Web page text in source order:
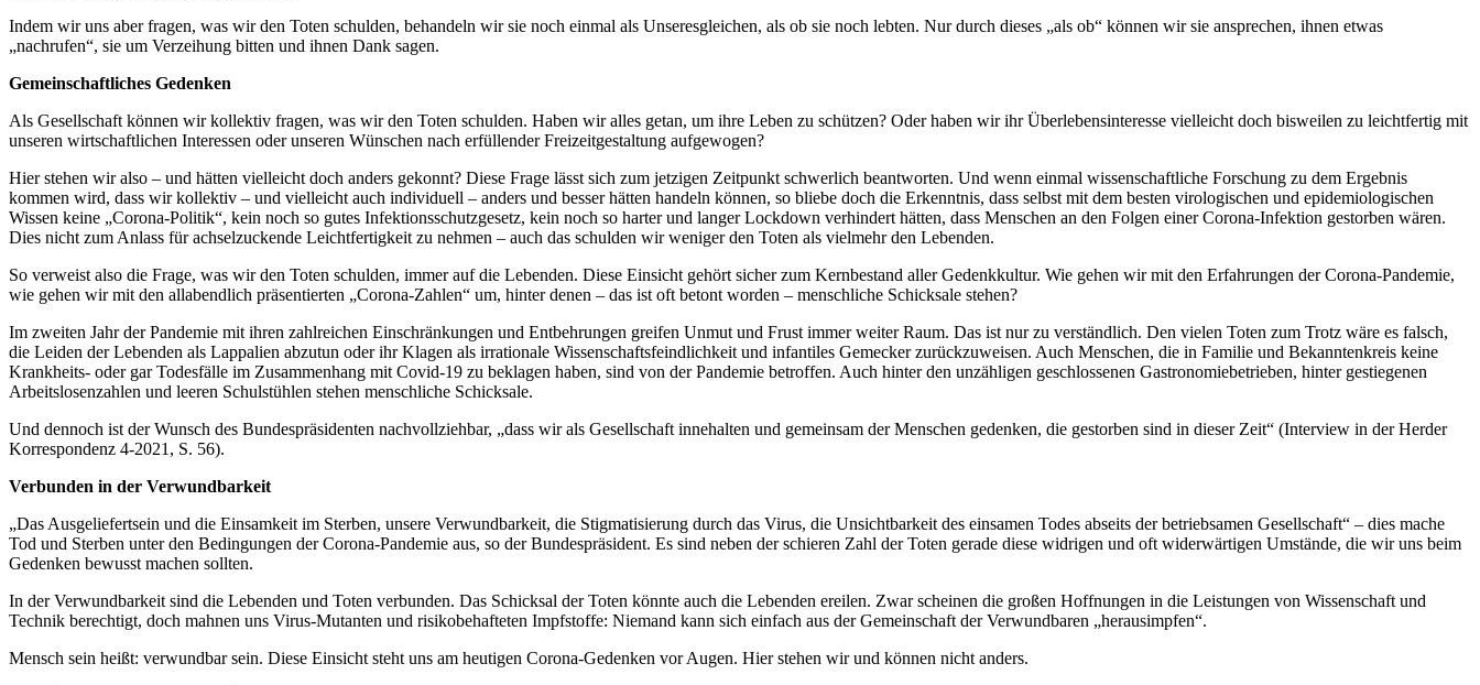
Indem wir uns aber fragen, was wir den Toten schulden, behandeln wir sie noch einmal als Unseresgleichen, als ob sie noch lebten. Nur durch dieses „als ob“ können wir sie ansprechen, ihnen etwas
„nachrufen“, sie um Verzeihung bitten und ihnen Dank sagen.
Gemeinschaftliches Gedenken
Als Gesellschaft können wir kollektiv fragen, was wir den Toten schulden. Haben wir alles getan, um ihre Leben zu schützen? Oder haben wir ihr Überlebensinteresse vielleicht doch bisweilen zu leichtfertig mit
unseren wirtschaftlichen Interessen oder unseren Wünschen nach erfüllender Freizeitgestaltung aufgewogen?
Hier stehen wir also – und hätten vielleicht doch anders gekonnt? Diese Frage lässt sich zum jetzigen Zeitpunkt schwerlich beantworten. Und wenn einmal wissenschaftliche Forschung zu dem Ergebnis
kommen wird, dass wir kollektiv – und vielleicht auch individuell – anders und besser hätten handeln können, so bliebe doch die Erkenntnis, dass selbst mit dem besten virologischen und epidemiologischen
Wissen keine „Corona-Politik“, kein noch so gutes Infektionsschutzgesetz, kein noch so harter und langer Lockdown verhindert hätten, dass Menschen an den Folgen einer Corona-Infektion gestorben wären.
Dies nicht zum Anlass für achselzuckende Leichtfertigkeit zu nehmen – auch das schulden wir weniger den Toten als vielmehr den Lebenden.
So verweist also die Frage, was wir den Toten schulden, immer auf die Lebenden. Diese Einsicht gehört sicher zum Kernbestand aller Gedenkkultur. Wie gehen wir mit den Erfahrungen der Corona-Pandemie,
wie gehen wir mit den allabendlich präsentierten „Corona-Zahlen“ um, hinter denen – das ist oft betont worden – menschliche Schicksale stehen?
Im zweiten Jahr der Pandemie mit ihren zahlreichen Einschränkungen und Entbehrungen greifen Unmut und Frust immer weiter Raum. Das ist nur zu verständlich. Den vielen Toten zum Trotz wäre es falsch,
die Leiden der Lebenden als Lappalien abzutun oder ihr Klagen als irrationale Wissenschaftsfeindlichkeit und infantiles Gemecker zurückzuweisen. Auch Menschen, die in Familie und Bekanntenkreis keine
Krankheits- oder gar Todesfälle im Zusammenhang mit Covid-19 zu beklagen haben, sind von der Pandemie betroffen. Auch hinter den unzähligen geschlossenen Gastronomiebetrieben, hinter gestiegenen
Arbeitslosenzahlen und leeren Schulstühlen stehen menschliche Schicksale.
Und dennoch ist der Wunsch des Bundespräsidenten nachvollziehbar, „dass wir als Gesellschaft innehalten und gemeinsam der Menschen gedenken, die gestorben sind in dieser Zeit“ (Interview in der Herder
Korrespondenz 4-2021, S. 56).
Verbunden in der Verwundbarkeit
„Das Ausgeliefertsein und die Einsamkeit im Sterben, unsere Verwundbarkeit, die Stigmatisierung durch das Virus, die Unsichtbarkeit des einsamen Todes abseits der betriebsamen Gesellschaft“ – dies mache
Tod und Sterben unter den Bedingungen der Corona-Pandemie aus, so der Bundespräsident. Es sind neben der schieren Zahl der Toten gerade diese widrigen und oft widerwärtigen Umstände, die wir uns beim
Gedenken bewusst machen sollten.
In der Verwundbarkeit sind die Lebenden und Toten verbunden. Das Schicksal der Toten könnte auch die Lebenden ereilen. Zwar scheinen die großen Hoffnungen in die Leistungen von Wissenschaft und
Technik berechtigt, doch mahnen uns Virus-Mutanten und risikobehafteten Impfstoffe: Niemand kann sich einfach aus der Gemeinschaft der Verwundbaren „herausimpfen“.
Mensch sein heißt: verwundbar sein. Diese Einsicht steht uns am heutigen Corona-Gedenken vor Augen. Hier stehen wir und können nicht anders.